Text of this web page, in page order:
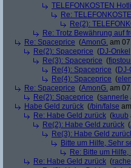
TELEFONKOSTEN
Re:
Re(2):
Re: Trotz Bewährung auf
Re: Spaceprice (AmonG. am
Re(2): Spaceprice (DJ-Onkel
Re(3): Spaceprice (
Re(4): Spaceprice (DJ-
Re(4): Spaceprice (
Re: Spaceprice (AmonG. am
Re(2): Spaceprice (sannerle
Habe Geld zurück (/bin/false
Re: Habe Geld zurück (kuub
Re(2): Habe Geld zurück (
Re(3): Habe Geld
Bitte um Hilfe, Sehr
Re: Bitte um
Re: Habe Geld zurück (